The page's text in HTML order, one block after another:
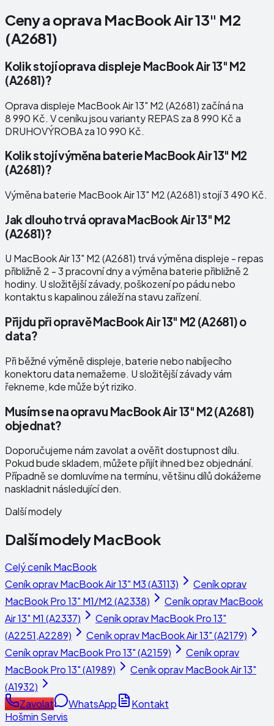
Ceny a oprava MacBook Air 13" M2
(A2681)
Kolik stojí oprava displeje MacBook Air 13" M2
(A2681)?
Oprava displeje MacBook Air 13" M2 (A2681) začíná na
8 990 Kč. V ceníku jsou varianty REPAS za 8 990 Kč a
DRUHOVÝROBA za 10 990 Kč.
Kolik stojí výměna baterie MacBook Air 13" M2
(A2681)?
Výměna baterie MacBook Air 13" M2 (A2681) stojí 3 490 Kč.
Jak dlouho trvá oprava MacBook Air 13" M2
(A2681)?
U MacBook Air 13" M2 (A2681) trvá výměna displeje - repas
přibližně 2 - 3 pracovní dny a výměna baterie přibližně 2
hodiny. U složitější závady, poškození po pádu nebo
kontaktu s kapalinou záleží na stavu zařízení.
Přijdu při opravě MacBook Air 13" M2 (A2681) o
data?
Při běžné výměně displeje, baterie nebo nabíjecího
konektoru data nemažeme. U složitější závady vám
řekneme, kde může být riziko.
Musím se na opravu MacBook Air 13" M2 (A2681)
objednat?
Doporučujeme nám zavolat a ověřit dostupnost dílu.
Pokud bude skladem, můžete přijít ihned bez objednání.
Případně se domluvíme na termínu, většinu dílů dokážeme
naskladnit následující den.
Další modely
Další modelyMacBook
Celý ceníkMacBook
Ceník opravMacBook Air 13" M3 (A3113)
Ceník oprav
MacBook Pro 13" M1/M2 (A2338)
Ceník opravMacBook
Air 13" M1 (A2337)
Ceník opravMacBook Pro 13"
(A2251,A2289)
Ceník opravMacBook Air 13" (A2179)
Ceník opravMacBook Pro 13" (A2159)
Ceník oprav
MacBook Pro 13" (A1989)
Ceník opravMacBook Air 13"
(A1932)
Zavolat
WhatsApp
Kontakt
Hošmin Servis